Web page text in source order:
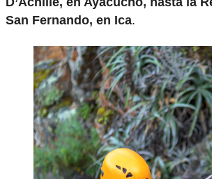
San Fernando, en Ica.